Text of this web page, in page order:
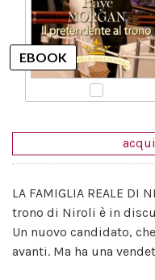
LA FAMIGLIA REALE DI
trono di Niroli è in
Un nuovo candidato,
avanti. Ma ha una